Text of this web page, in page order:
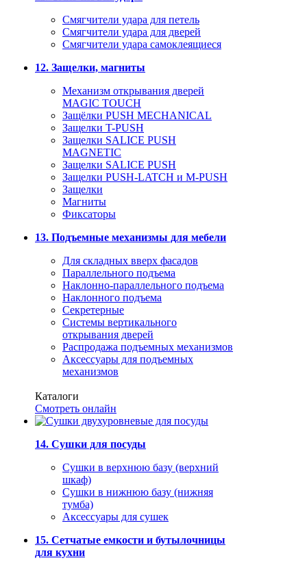
Смягчители удара для петель
Смягчители удара для дверей
Cмягчители удара самоклеящиеся
12. Защелки, магниты
Механизм открывания дверей
MAGIC TOUCH
Защёлки PUSH MECHANICAL
Защелки T-PUSH
Защелки SALICE PUSH
MAGNETIC
Защелки SALICE PUSH
Защелки PUSH-LATCH и M-PUSH
Защелки
Магниты
Фиксаторы
13. Подъемные механизмы для мебели
Для складных вверх фасадов
Параллельного подъема
Наклонно-параллельного подъема
Наклонного подъема
Секретерные
Системы вертикального
открывания дверей
Распродажа подъемных механизмов
Аксессуары для подъемных
механизмов
Каталоги
Смотреть онлайн
14. Сушки для посуды
Сушки в верхнюю базу (верхний
шкаф)
Сушки в нижнюю базу (нижняя
тумба)
Аксессуары для сушек
15. Сетчатые емкости и бутылочницы
для кухни